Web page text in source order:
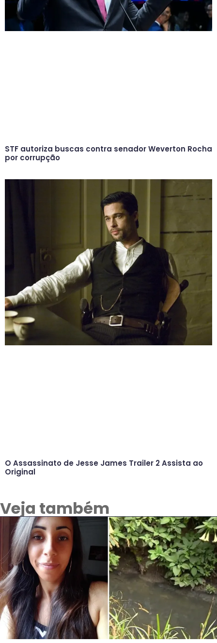
STF autoriza buscas contra senador Weverton Rocha
por corrupção
O Assassinato de Jesse James Trailer 2 Assista ao
Original
Veja também